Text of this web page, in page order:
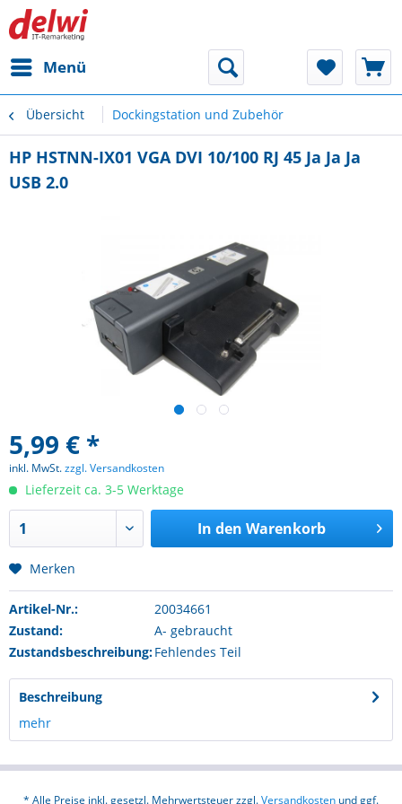
Menü
Übersicht Dockingstation und Zubehör
HP HSTNN-IX01 VGA DVI 10/100 RJ 45 Ja Ja Ja
USB 2.0
5,99 € *
inkl. MwSt.zzgl. Versandkosten
Lieferzeit ca. 3-5 Werktage
In den Warenkorb
Merken
Artikel-Nr.:
20034661
Zustand:
A- gebraucht
Zustandsbeschreibung:Fehlendes Teil
Beschreibung
mehr
* Alle Preise inkl. gesetzl. Mehrwertsteuer zzgl.Versandkosten und ggf.